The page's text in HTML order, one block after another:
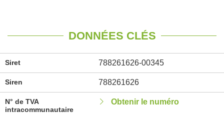
DONNÉES CLÉS
Siret 788261626-00345
Siren 788261626
N° de TVA
intracommunautaire
Obtenir le numéro